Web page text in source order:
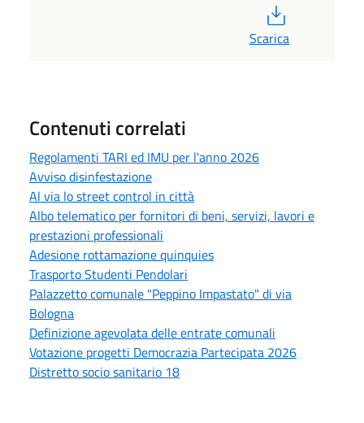
Scarica
Contenuti correlati
Regolamenti TARI ed IMU per l'anno 2026
Avviso disinfestazione
Al via lo street control in città
Albo telematico per fornitori di beni, servizi, lavori e
prestazioni professionali
Adesione rottamazione quinquies
Trasporto Studenti Pendolari
Palazzetto comunale "Peppino Impastato" di via
Bologna
Definizione agevolata delle entrate comunali
Votazione progetti Democrazia Partecipata 2026
Distretto socio sanitario 18